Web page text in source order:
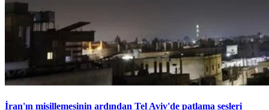
İran'ın misillemesinin ardından Tel Aviv'de patlama sesleri